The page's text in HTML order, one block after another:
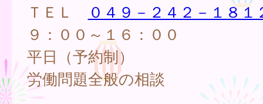
ＴＥＬ
０４９－２４２－１８１
９：００～１６：００
平日（予約制）
労働問題全般の相談